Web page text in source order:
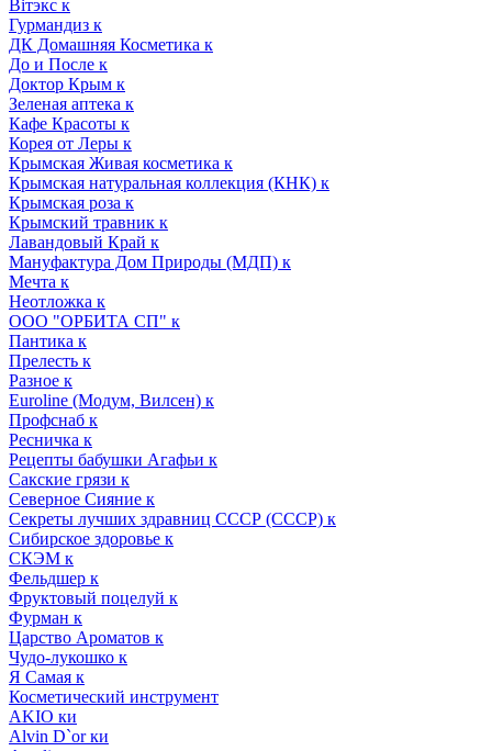
Вiтэкс к
Гурмандиз к
ДК Домашняя Косметика к
До и После к
Доктор Крым к
Зеленая аптека к
Кафе Красоты к
Корея от Леры к
Крымская Живая косметика к
Крымская натуральная коллекция (КНК) к
Крымская роза к
Крымский травник к
Лавандовый Край к
Мануфактура Дом Природы (МДП) к
Мечта к
Неотложка к
ООО "ОРБИТА СП" к
Пантика к
Прелесть к
Разное к
Euroline (Модум, Вилсен) к
Профснаб к
Ресничка к
Рецепты бабушки Агафьи к
Сакские грязи к
Северное Сияние к
Секреты лучших здравниц СССР (СССР) к
Сибирское здоровье к
СКЭМ к
Фельдшер к
Фруктовый поцелуй к
Фурман к
Царство Ароматов к
Чудо-лукошко к
Я Самая к
Косметический инструмент
AKIO ки
Alvin D`or ки